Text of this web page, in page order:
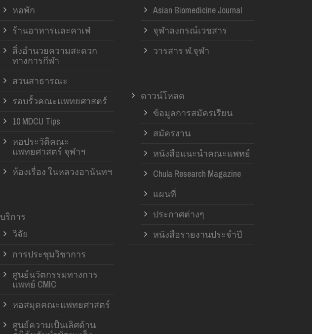
หอพัก
ร้านอาหารและคาเฟ่
สิ่งอำนวยความสะดวก
ทางการกีฬา
สวนสาธารณะ
รอบรั้วคณะแพทยศาสตร์
10 MDCU Tips
หอประวัติคณะ
แพทยศาสตร์ จุฬาฯ
ห้องเรื่อง ในหลวงอานันทฯ
บริการ
วิจัย
การประชุมวิชาการ
ศูนย์นวัตกรรมทางการ
แพทย์ CMIC
หอสมุดคณะแพทยศาสตร์
ศูนย์ความเป็นเลิศด้าน
Asian Biomedicine Journal
จุฬาลงกรณ์เวชสาร
วารสาร ฬ.จุฬา
ดาวน์โหลด
ข้อมูลการสมัครเรียน
สมัครงาน
หนังสือแนะนำคณะแพทย์
Chula Research Magazine
แผนที่
ประกาศต่างๆ
หนังสือรายงานประจำปี